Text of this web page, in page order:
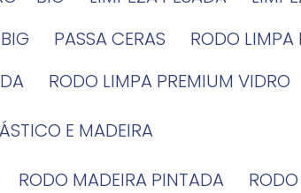
PASSA CERAS
RODO
RODO LIMPA PREMIUM VIDRO
E MADEIRA
RODO MADEIRA PINTADA